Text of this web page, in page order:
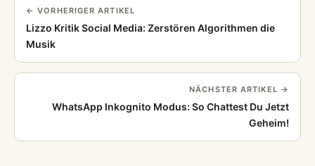
belegbaren Content zu erfüllen.
Für Facebook:
Darsteller zum Bestsellerautor und Kabarett-Star.
Wir haben uns den vielseitigen Künstler genauer
angesehen. Alle Infos zu seinen aktuellen
Projekten 2026, seiner Karriere und seinem
Privatleben. #ManuelRubey #Schauspieler